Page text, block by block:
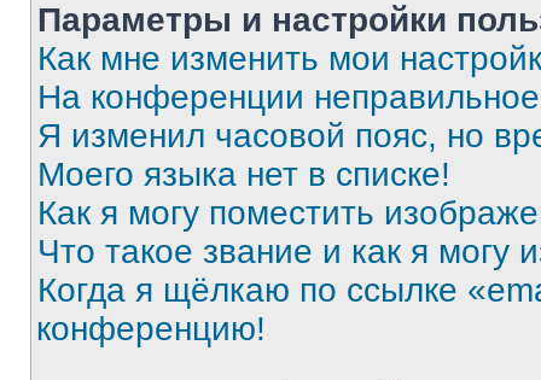
Параметры и настройки
Как мне изменить мои
На конференции
Я изменил часовой пояс, но
Моего языка нет в списке!
Как я могу поместить
Что такое звание и как я могу
Когда я щёлкаю по ссылке
конференцию!